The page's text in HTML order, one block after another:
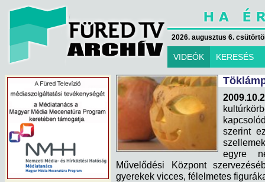
2026. augusztus 6.
VIDEÓK KERESÉS
szerint
egyre
Művelődési Központ
gyerekek vicces, félelmetes